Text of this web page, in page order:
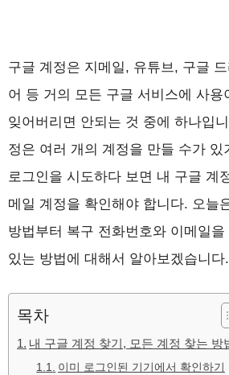
구글 계정은 지메일, 유튜브, 구글
어 등 거의 모든 구글 서비스에 사용
잊어버리면 안되는 것 중에 하나입
정은 여러 개의 계정을 만들 수가 있
로그인을 시도하다 보면 내 구글 계
메일 계정을 확인해야 합니다. 오늘
방법부터 복구 전화번호와 이메일
있는 방법에 대해서 알아보겠습니다.
목차
내 구글 계정 찾기, 모든 계정 찾는 방
이미 로그인된 기기에서 확인하기